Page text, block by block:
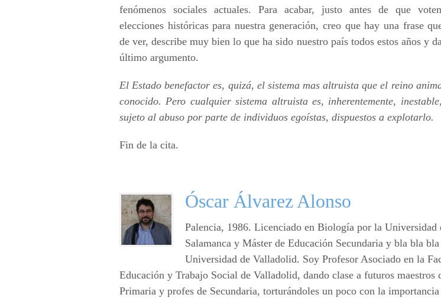
fenómenos sociales actuales. Para acabar, justo antes de que
elecciones históricas para nuestra generación, creo que hay una frase
de ver, describe muy bien lo que ha sido nuestro país todos estos años y
último argumento.
El Estado benefactor es, quizá, el sistema mas altruista que el reino
conocido. Pero cualquier sistema altruista es, inherentemente,
sujeto al abuso por parte de individuos egoístas, dispuestos a explotarlo.
Fin de la cita.
Óscar Álvarez Alonso
Palencia, 1986. Licenciado en Biología por la Universidad
Salamanca y Máster de Educación Secundaria y bla bla
Universidad de Valladolid. Soy Profesor Asociado en la
Educación y Trabajo Social de Valladolid, dando clase a futuros
Primaria y profes de Secundaria, torturándoles un poco con la